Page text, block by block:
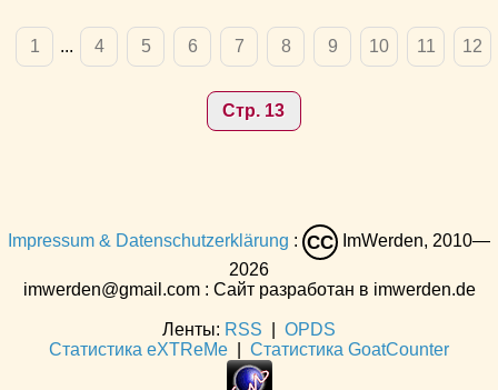
1 ... 4 5 6 7 8 9 10 11 12
Стр. 13
Impressum & Datenschutzerklärung : CC
ImWerden, 2010—
2026
imwerden@gmail.com : Сайт разработан в imwerden.de
Ленты: RSS
OPDS
Статистика eXTReMe
Статистика GoatCounter